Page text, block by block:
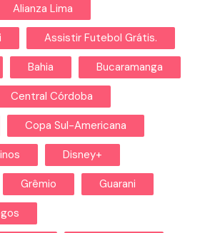
Alianza Lima
Assistir Futebol Grátis.
Bahia Bucaramanga
Central Córdoba
Copa Sul-Americana
Disney+
Grêmio Guarani